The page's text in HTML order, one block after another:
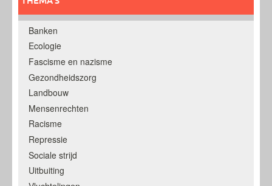
Banken
Ecologie
Fascisme en nazisme
Gezondheidszorg
Landbouw
Mensenrechten
Racisme
Repressie
Sociale strijd
Uitbuiting